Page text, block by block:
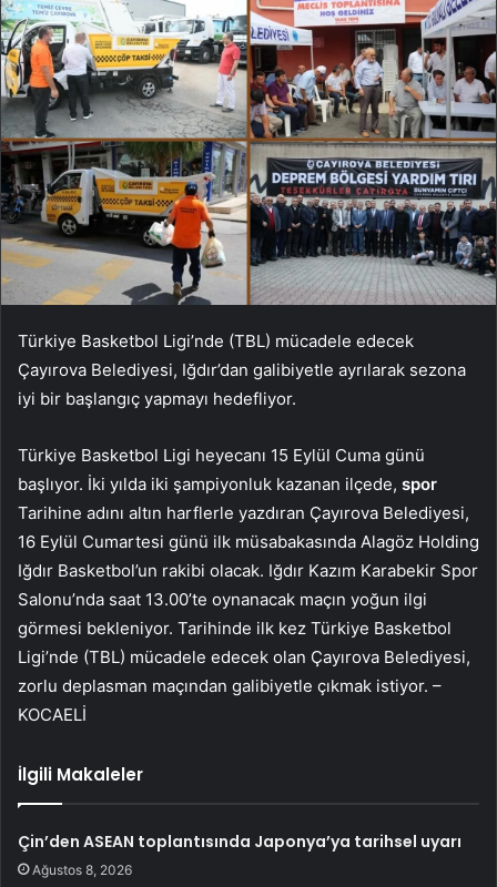
Türkiye Basketbol Ligi’nde (TBL) mücadele edecek
Çayırova Belediyesi, Iğdır’dan galibiyetle ayrılarak sezona
iyi bir başlangıç ​​yapmayı hedefliyor.
Türkiye Basketbol Ligi heyecanı 15 Eylül Cuma günü
başlıyor. İki yılda iki şampiyonluk kazanan ilçede, spor
Tarihine adını altın harflerle yazdıran Çayırova Belediyesi,
16 Eylül Cumartesi günü ilk müsabakasında Alagöz Holding
Iğdır Basketbol’un rakibi olacak. Iğdır Kazım Karabekir Spor
Salonu’nda saat 13.00’te oynanacak maçın yoğun ilgi
görmesi bekleniyor. Tarihinde ilk kez Türkiye Basketbol
Ligi’nde (TBL) mücadele edecek olan Çayırova Belediyesi,
zorlu deplasman maçından galibiyetle çıkmak istiyor. –
KOCAELİ
İlgili Makaleler
Çin’den ASEAN toplantısında Japonya’ya tarihsel uyarı
Ağustos 8, 2026